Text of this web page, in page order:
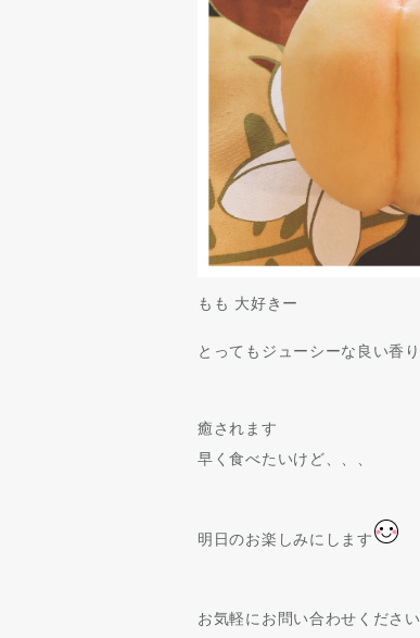
もも 大好きー
とってもジューシーな良い香り
癒されます
早く食べたいけど、、、
明日のお楽しみにします
お気軽にお問い合わせください